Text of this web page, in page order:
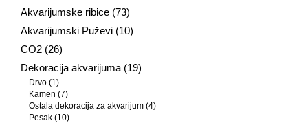
Akvarijumske ribice (73)
Akvarijumski Puževi (10)
CO2 (26)
Dekoracija akvarijuma (19)
Drvo (1)
Kamen (7)
Ostala dekoracija za akvarijum (4)
Pesak (10)